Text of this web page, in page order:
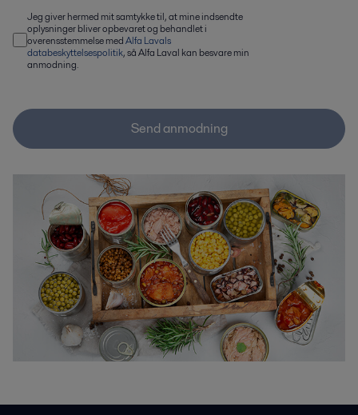
Jeg giver hermed mit samtykke til, at mine indsendte
oplysninger bliver opbevaret og behandlet i
overensstemmelse medAlfa Lavals
databeskyttelsespolitik, så Alfa Laval kan besvare min
anmodning.
Send anmodning